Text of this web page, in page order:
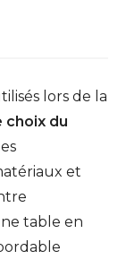
lors de la
choix du
et
table en